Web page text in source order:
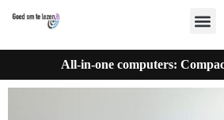
All-in-one computers: